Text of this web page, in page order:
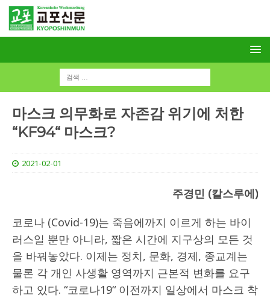
마스크 의무화로 자존감 위기에 처한
“KF94“ 마스크?
2021-02-01
주경민 (칼스루에)
코로나 (Covid-19)는 죽음에까지 이르게 하는 바이
러스일 뿐만 아니라, 짧은 시간에 지구상의 모든 것
을 바꿔놓았다. 이제는 정치, 문화, 경제, 종교계는
물론 각 개인 사생활 영역까지 근본적 변화를 요구
하고 있다. “코로나19“ 이전까지 일상에서 마스크 착